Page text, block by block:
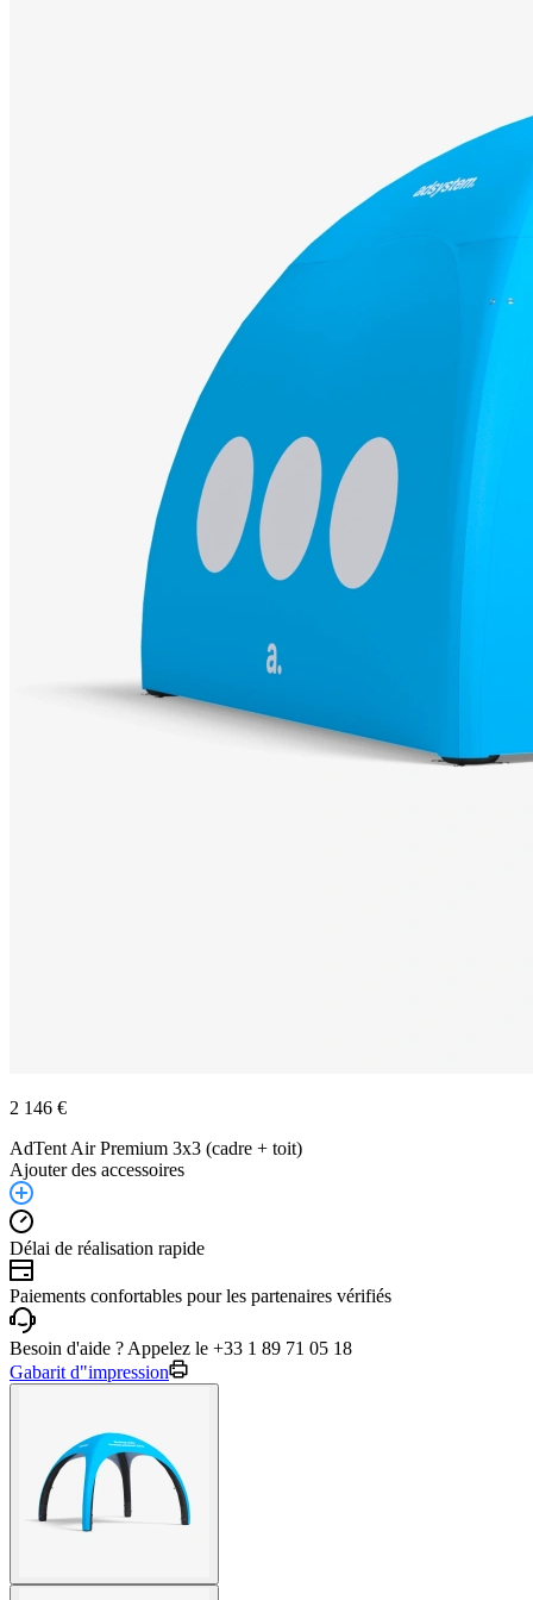
2 146 €
AdTent Air Premium 3x3 (cadre + toit)
Ajouter des accessoires
Délai de réalisation rapide
Paiements confortables pour les partenaires vérifiés
Besoin d'aide ? Appelez le +33 1 89 71 05 18
Gabarit d"impression